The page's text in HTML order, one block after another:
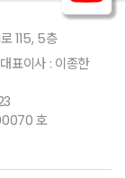
115, 5층
대표이사 : 이종한
호